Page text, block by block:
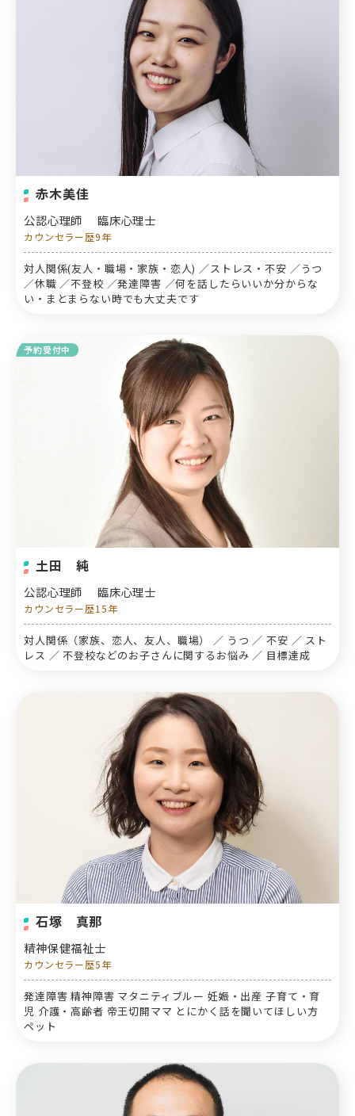
赤木美佳
公認心理師 臨床心理士
カウンセラー歴9年
対人関係(友人・職場・家族・恋人) ／ストレス・不安 ／うつ
／休職 ／不登校 ／発達障害 ／何を話したらいいか分からな
い・まとまらない時でも大丈夫です
予約受付中
土田 純
公認心理師 臨床心理士
カウンセラー歴15年
対人関係（家族、恋人、友人、職場） ／ うつ ／ 不安 ／ スト
レス ／ 不登校などのお子さんに関するお悩み ／ 目標達成
石塚 真那
精神保健福祉士
カウンセラー歴5年
発達障害 精神障害 マタニティブルー 妊娠・出産 子育て・育
児 介護・高齢者 帝王切開ママ とにかく話を聞いてほしい方
ペット